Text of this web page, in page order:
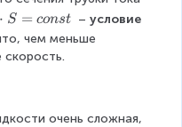
⋅ S = const – условие
чем меньше
очень сложная,